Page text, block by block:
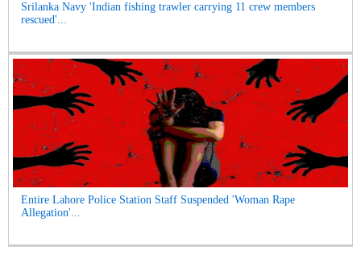
Srilanka Navy 'Indian fishing trawler carrying 11 crew members
rescued'...
Entire Lahore Police Station Staff Suspended 'Woman Rape
Allegation'...